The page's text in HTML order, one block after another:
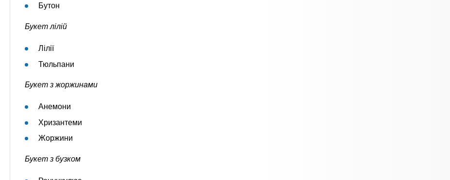
Бутон
Букет лілій
Лілії
Тюльпани
Букет з жоржинами
Анемони
Хризантеми
Жоржини
Букет з бузком